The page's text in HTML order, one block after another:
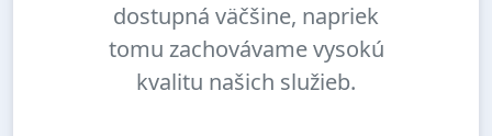
dostupná väčšine, napriek
tomu zachovávame vysokú
kvalitu našich služieb.